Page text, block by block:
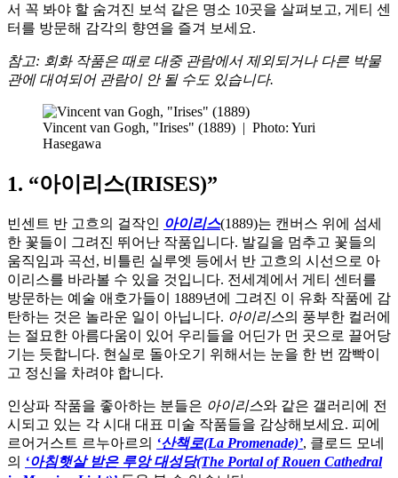
서 꼭 봐야 할 숨겨진 보석 같은 명소 10곳을 살펴보고, 게티 센
터를 방문해 감각의 향연을 즐겨 보세요.
참고: 회화 작품은 때로 대중 관람에서 제외되거나 다른 박물
관에 대여되어 관람이 안 될 수도 있습니다.
Vincent van Gogh, "Irises" (1889) | Photo: Yuri
Hasegawa
1. “아이리스(IRISES)”
빈센트 반 고흐의 걸작인 아이리스(1889)는 캔버스 위에 섬세
한 꽃들이 그려진 뛰어난 작품입니다. 발길을 멈추고 꽃들의
움직임과 곡선, 비틀린 실루엣 등에서 반 고흐의 시선으로 아
이리스를 바라볼 수 있을 것입니다. 전세계에서 게티 센터를
방문하는 예술 애호가들이 1889년에 그려진 이 유화 작품에 감
탄하는 것은 놀라운 일이 아닙니다. 아이리스의 풍부한 컬러에
는 절묘한 아름다움이 있어 우리들을 어딘가 먼 곳으로 끌어당
기는 듯합니다. 현실로 돌아오기 위해서는 눈을 한 번 깜빡이
고 정신을 차려야 합니다.
인상파 작품을 좋아하는 분들은 아이리스와 같은 갤러리에 전
시되고 있는 각 시대 대표 미술 작품들을 감상해보세요. 피에
르어거스트 르누아르의 ‘산책로(La Promenade)’, 클로드 모네
의 ‘아침햇살 받은 루앙 대성당(The Portal of Rouen Cathedral